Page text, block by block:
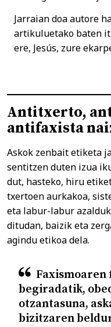
Jarraian doa autore
artikuluetako baten
ere, Jesús, zure
Antitxerto,
antifaxista
Askok zenbait etiketa
sentitzen duten izua
dut, hasteko, hiru
txertoen aurkakoa,
eta labur-labur
ditudan, baizik eta
agindu etikoa dela.
Faxismoaren
begiradatik,
otzantasuna,
bizitzaren